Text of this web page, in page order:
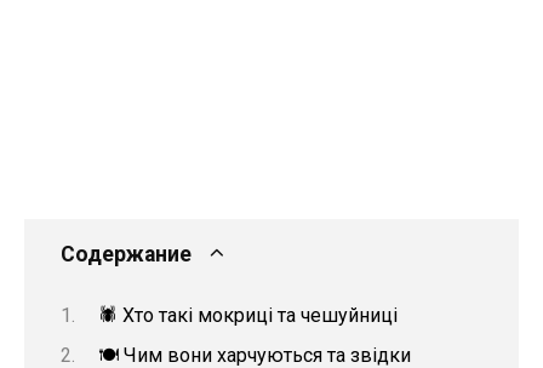
Содержание
🕷️ Хто такі мокриці та чешуйниці
🍽️ Чим вони харчуються та звідки